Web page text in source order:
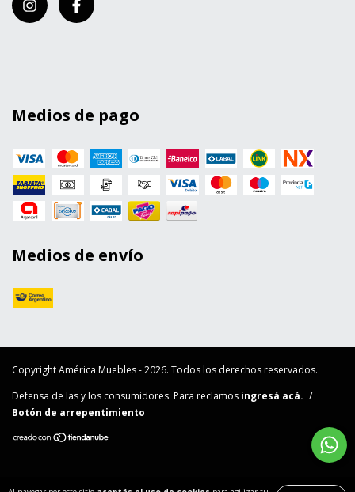
Medios de pago
Medios de envío
Copyright América Muebles - 2026. Todos los derechos reservados.
Defensa de las y los consumidores. Para reclamos ingresá acá. /
Botón de arrepentimiento